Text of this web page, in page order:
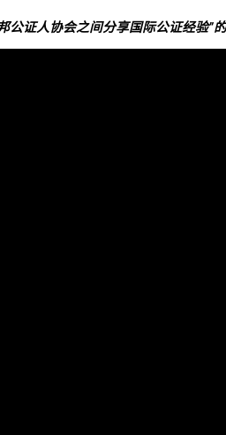
公证人协会之间分享国际公证经验”的